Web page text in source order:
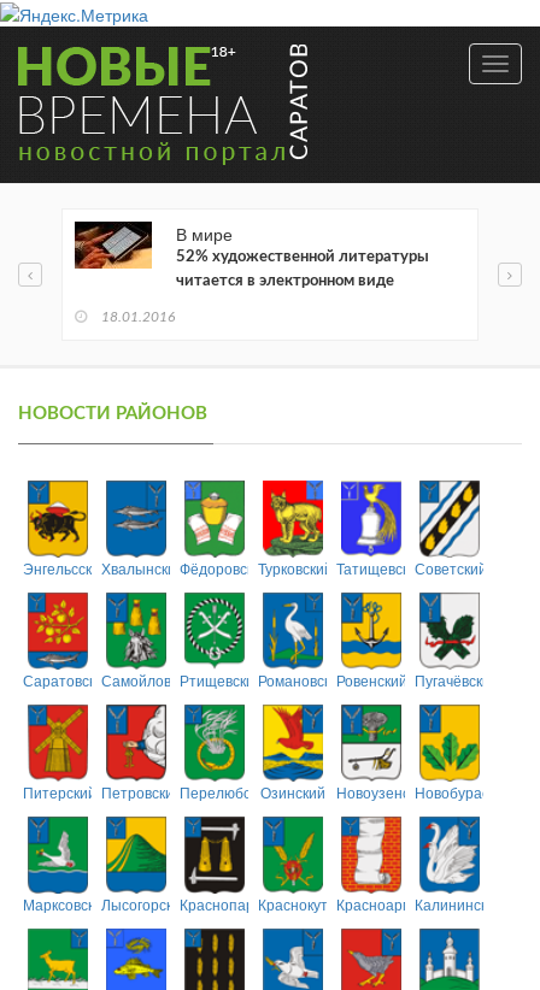
В мире
52% художественной литературы
читается в электронном виде
18.01.2016
НОВОСТИ РАЙОНОВ
ЭнгельсскийХвалынскийФёдоровскийТурковский ТатищевскийСоветский
СаратовскийСамойловскийРтищевскийРомановскийРовенский Пугачёвский
Питерский ПетровскийПерелюбскийОзинский НовоузенскийНовобурасский
МарксовскийЛысогорскийКраснопартизанский
КраснокутскийКрасноармейский
Калининский